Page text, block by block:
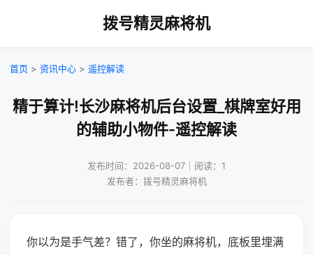
拨号精灵麻将机
首页 > 资讯中心 > 遥控解读
精于算计!长沙麻将机后台设置_棋牌室好用
的辅助小物件-遥控解读
发布时间：2026-08-07｜阅读：1
发布者：拨号精灵麻将机
你以为是手气差？错了，你坐的麻将机，底板里埋满